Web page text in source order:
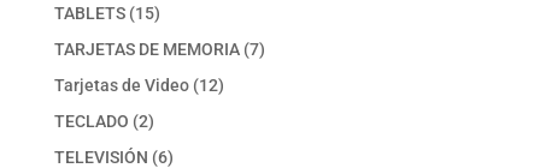
TABLETS 1515
productos
TARJETAS DE MEMORIA 77
Tarjetas de Video 1212
TECLADO 22
productos
TELEVISIÓN 66